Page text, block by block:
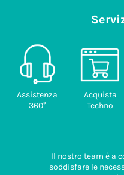
Paese di
provenienza
ITALIA
Assistenza
360°
Acquista
Techno
Il nostro team è a
soddisfare le